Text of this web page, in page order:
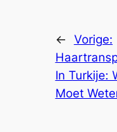
← Vorige:
In Turkije:
Moet